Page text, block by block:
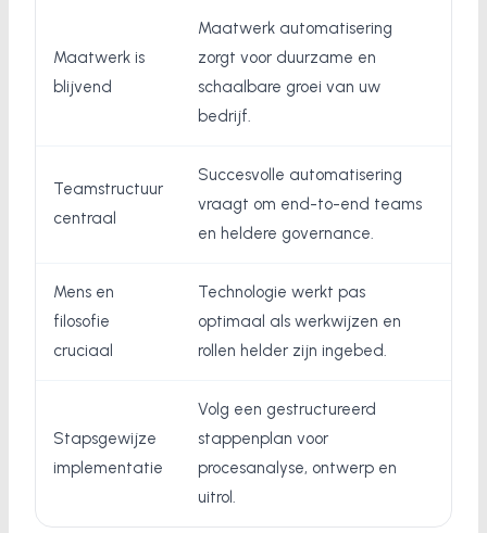
Maatwerk is
blijvend
Maatwerk automatisering
zorgt voor duurzame en
schaalbare groei van uw
bedrijf.
Teamstructuur
centraal
Succesvolle automatisering
vraagt om end-to-end teams
en heldere governance.
Mens en
filosofie
cruciaal
Technologie werkt pas
optimaal als werkwijzen en
rollen helder zijn ingebed.
Stapsgewijze
implementatie
Volg een gestructureerd
stappenplan voor
procesanalyse, ontwerp en
uitrol.